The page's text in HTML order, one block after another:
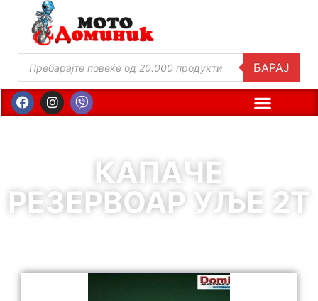
БАРАЈ
КАПАЧЕ
РЕЗЕРВОАР УЉЕ 2Т